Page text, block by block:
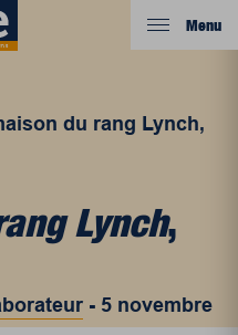
Menu
du rang Lynch,
Lynch,
- 5 novembre